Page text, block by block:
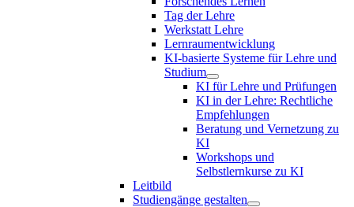
Tag der Lehre
Werkstatt Lehre
Lernraumentwicklung
KI-basierte Systeme für Lehre und
Studium
KI für Lehre und Prüfungen
KI in der Lehre: Rechtliche
Empfehlungen
Beratung und Vernetzung zu
KI
Workshops und
Selbstlernkurse zu KI
Leitbild
Studiengänge gestalten